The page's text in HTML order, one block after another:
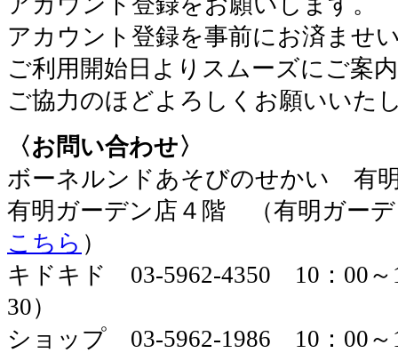
アカウント登録を事前にお済ませ
ご利用開始日よりスムーズにご案
ご協力のほどよろしくお願いいた
〈お問い合わせ〉
ボーネルンドあそびのせかい 有
有明ガーデン店４階 （有明ガー
こちら ）
キドキド 03-5962-4350 10：00～
30）
ショップ 03-5962-1986 10：00～